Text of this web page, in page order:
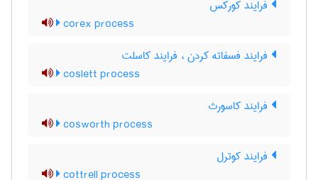
فرایند کورکس
corex process
فرایند فسفاته کردن ، فرایند کاسلت
coslett process
فرایند کاسورث
cosworth process
فرایند کوترل
cottrell process